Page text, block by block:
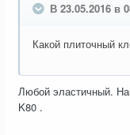
В 23.05.2016 в
Какой плиточный
Любой эластичный.
K80 .